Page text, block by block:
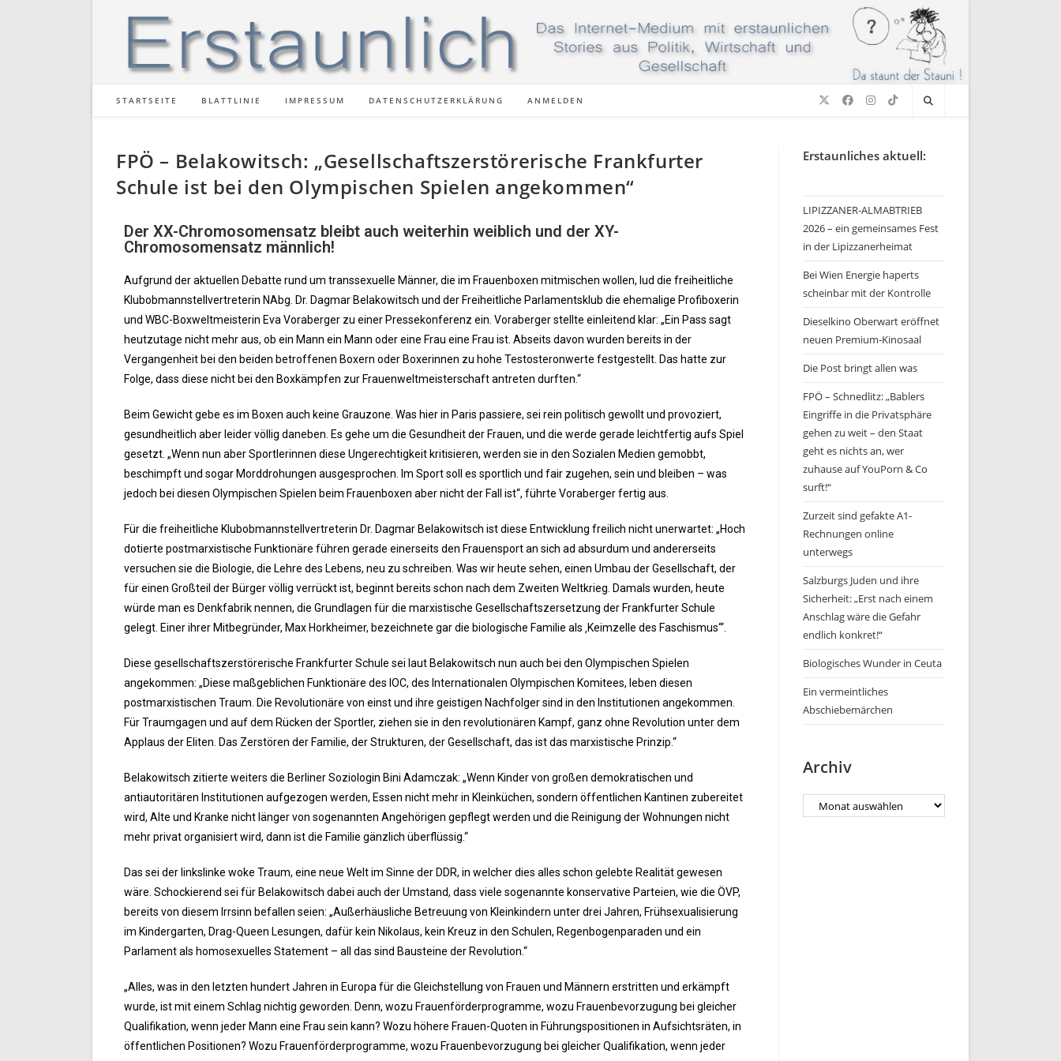
STARTSEITE BLATTLINIE IMPRESSUM DATENSCHUTZERKLÄRUNG ANMELDEN
FPÖ – Belakowitsch: „Gesellschaftszerstörerische Frankfurter
Schule ist bei den Olympischen Spielen angekommen“
Der XX-Chromosomensatz bleibt auch weiterhin weiblich und der XY-
Chromosomensatz männlich!
Aufgrund der aktuellen Debatte rund um transsexuelle Männer, die im Frauenboxen mitmischen wollen, lud die freiheitliche
Klubobmannstellvertreterin NAbg. Dr. Dagmar Belakowitsch und der Freiheitliche Parlamentsklub die ehemalige Profiboxerin
und WBC-Boxweltmeisterin Eva Voraberger zu einer Pressekonferenz ein. Voraberger stellte einleitend klar: „Ein Pass sagt
heutzutage nicht mehr aus, ob ein Mann ein Mann oder eine Frau eine Frau ist. Abseits davon wurden bereits in der
Vergangenheit bei den beiden betroffenen Boxern oder Boxerinnen zu hohe Testosteronwerte festgestellt. Das hatte zur
Folge, dass diese nicht bei den Boxkämpfen zur Frauenweltmeisterschaft antreten durften.“
Beim Gewicht gebe es im Boxen auch keine Grauzone. Was hier in Paris passiere, sei rein politisch gewollt und provoziert,
gesundheitlich aber leider völlig daneben. Es gehe um die Gesundheit der Frauen, und die werde gerade leichtfertig aufs Spiel
gesetzt. „Wenn nun aber Sportlerinnen diese Ungerechtigkeit kritisieren, werden sie in den Sozialen Medien gemobbt,
beschimpft und sogar Morddrohungen ausgesprochen. Im Sport soll es sportlich und fair zugehen, sein und bleiben – was
jedoch bei diesen Olympischen Spielen beim Frauenboxen aber nicht der Fall ist“, führte Voraberger fertig aus.
Für die freiheitliche Klubobmannstellvertreterin Dr. Dagmar Belakowitsch ist diese Entwicklung freilich nicht unerwartet: „Hoch
dotierte postmarxistische Funktionäre führen gerade einerseits den Frauensport an sich ad absurdum und andererseits
versuchen sie die Biologie, die Lehre des Lebens, neu zu schreiben. Was wir heute sehen, einen Umbau der Gesellschaft, der
für einen Großteil der Bürger völlig verrückt ist, beginnt bereits schon nach dem Zweiten Weltkrieg. Damals wurden, heute
würde man es Denkfabrik nennen, die Grundlagen für die marxistische Gesellschaftszersetzung der Frankfurter Schule
gelegt. Einer ihrer Mitbegründer, Max Horkheimer, bezeichnete gar die biologische Familie als ‚Keimzelle des Faschismus‘“.
Diese gesellschaftszerstörerische Frankfurter Schule sei laut Belakowitsch nun auch bei den Olympischen Spielen
angekommen: „Diese maßgeblichen Funktionäre des IOC, des Internationalen Olympischen Komitees, leben diesen
postmarxistischen Traum. Die Revolutionäre von einst und ihre geistigen Nachfolger sind in den Institutionen angekommen.
Für Traumgagen und auf dem Rücken der Sportler, ziehen sie in den revolutionären Kampf, ganz ohne Revolution unter dem
Applaus der Eliten. Das Zerstören der Familie, der Strukturen, der Gesellschaft, das ist das marxistische Prinzip.“
Belakowitsch zitierte weiters die Berliner Soziologin Bini Adamczak: „Wenn Kinder von großen demokratischen und
antiautoritären Institutionen aufgezogen werden, Essen nicht mehr in Kleinküchen, sondern öffentlichen Kantinen zubereitet
wird, Alte und Kranke nicht länger von sogenannten Angehörigen gepflegt werden und die Reinigung der Wohnungen nicht
mehr privat organisiert wird, dann ist die Familie gänzlich überflüssig.“
Das sei der linkslinke woke Traum, eine neue Welt im Sinne der DDR, in welcher dies alles schon gelebte Realität gewesen
wäre. Schockierend sei für Belakowitsch dabei auch der Umstand, dass viele sogenannte konservative Parteien, wie die ÖVP,
bereits von diesem Irrsinn befallen seien: „Außerhäusliche Betreuung von Kleinkindern unter drei Jahren, Frühsexualisierung
im Kindergarten, Drag-Queen Lesungen, dafür kein Nikolaus, kein Kreuz in den Schulen, Regenbogenparaden und ein
Parlament als homosexuelles Statement – all das sind Bausteine der Revolution.“
„Alles, was in den letzten hundert Jahren in Europa für die Gleichstellung von Frauen und Männern erstritten und erkämpft
wurde, ist mit einem Schlag nichtig geworden. Denn, wozu Frauenförderprogramme, wozu Frauenbevorzugung bei gleicher
Qualifikation, wenn jeder Mann eine Frau sein kann? Wozu höhere Frauen-Quoten in Führungspositionen in Aufsichtsräten, in
öffentlichen Positionen? Wozu Frauenförderprogramme, wozu Frauenbevorzugung bei gleicher Qualifikation, wenn jeder
Erstaunliches aktuell:
LIPIZZANER-ALMABTRIEB
2026 – ein gemeinsames Fest
in der Lipizzanerheimat
Bei Wien Energie haperts
scheinbar mit der Kontrolle
Dieselkino Oberwart eröffnet
neuen Premium-Kinosaal
Die Post bringt allen was
FPÖ – Schnedlitz: „Bablers
Eingriffe in die Privatsphäre
gehen zu weit – den Staat
geht es nichts an, wer
zuhause auf YouPorn & Co
surft!“
Zurzeit sind gefakte A1-
Rechnungen online
unterwegs
Salzburgs Juden und ihre
Sicherheit: „Erst nach einem
Anschlag wäre die Gefahr
endlich konkret!“
Biologisches Wunder in Ceuta
Ein vermeintliches
Abschiebemärchen
Archiv